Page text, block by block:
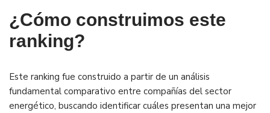
¿Cómo construimos este
ranking?
Este ranking fue construido a partir de un análisis
fundamental comparativo entre compañías del sector
energético, buscando identificar cuáles presentan una mejor